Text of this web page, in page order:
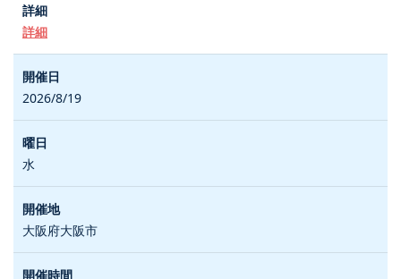
詳細
2026/8/19
水
大阪府大阪市